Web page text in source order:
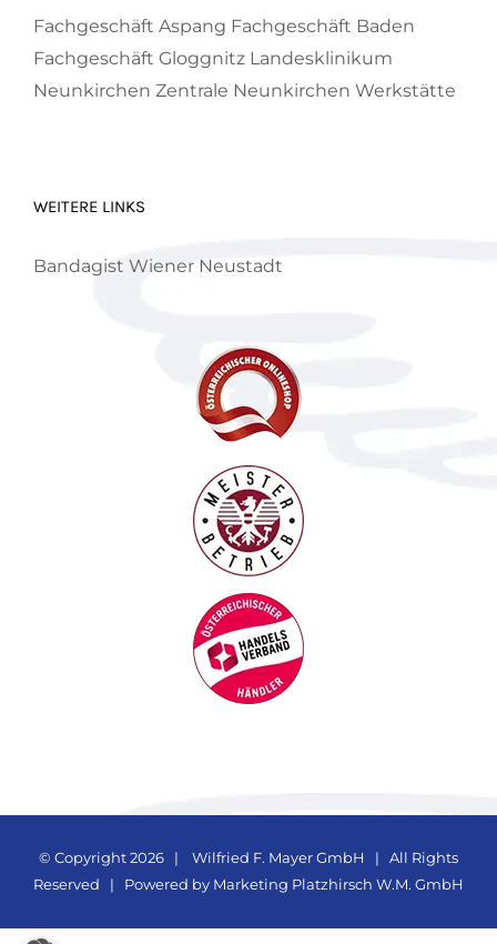
Fachgeschäft Aspang Fachgeschäft Baden
Fachgeschäft Gloggnitz Landesklinikum
Neunkirchen Zentrale Neunkirchen Werkstätte
WEITERE LINKS
Bandagist Wiener Neustadt
© Copyright2026 | Wilfried F. Mayer GmbH
| All Rights
Reserved | Powered by Marketing Platzhirsch W.M. GmbH